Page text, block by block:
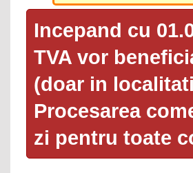
Incepand cu
TVA vor
(doar in
Procesarea
zi pentru toate